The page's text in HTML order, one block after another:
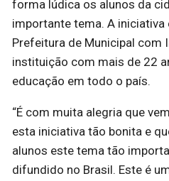
forma lúdica os alunos da
importante tema. A
Prefeitura de Municipal com
instituição com mais de 22
educação em todo o país.
“É com muita alegria que
esta iniciativa tão bonita e
alunos este tema tão
difundido no Brasil. Este é